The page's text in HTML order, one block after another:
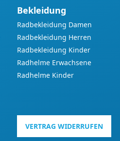
Bekleidung
Radbekleidung Damen
Radbekleidung Herren
Radbekleidung Kinder
Radhelme Erwachsene
Radhelme Kinder
VERTRAG WIDERRUFEN